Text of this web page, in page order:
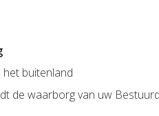
buitenland
de waarborg van uw